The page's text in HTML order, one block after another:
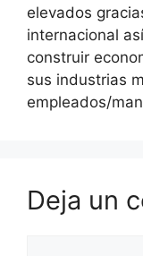
elevados
internacional
construir
sus industrias
empleados/
Deja un